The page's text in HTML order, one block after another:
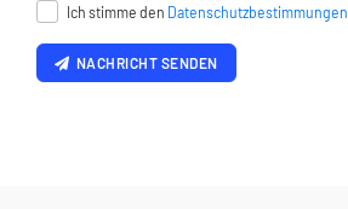
Ich stimme den Datenschutzbestimmungen
NACHRICHT SENDEN